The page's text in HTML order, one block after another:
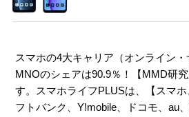
スマホの4大キャリア（オンライン・
MNOのシェアは90.9％！【MMD研
す。スマホライフPLUSは、【 スマホ
フトバンク
、Y!mobile ドコモ 、au